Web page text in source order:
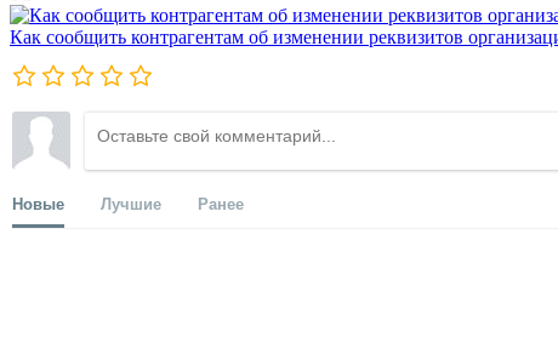
Как сообщить контрагентам об изменении реквизитов
Новые Лучшие Ранее